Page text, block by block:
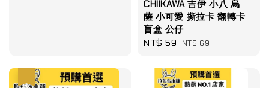
CHIIKAWA 吉伊 小八 烏
薩 小可愛 撕拉卡 翻轉卡
盲盒 公仔
Sale
NT$ 59 Regular
NT$ 69